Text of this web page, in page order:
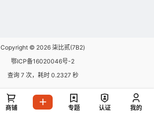
Copyright © 2026 柒比贰(7B2)
鄂ICP备16020046号-2
查询 7 次，耗时 0.2327 秒
商铺 专题 认证 我的